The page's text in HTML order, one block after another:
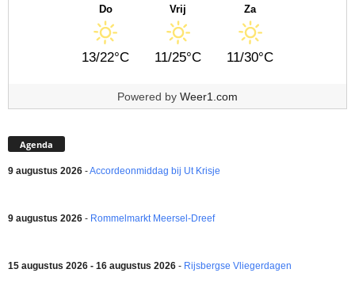
Do
13/22°C
Vrij
11/25°C
Za
11/30°C
Powered by Weer1.com
Agenda
9 augustus 2026 -Accordeonmiddag bij Ut Krisje
9 augustus 2026 - Rommelmarkt Meersel-Dreef
15 augustus 2026 - 16 augustus 2026 - Rijsbergse Vliegerdagen